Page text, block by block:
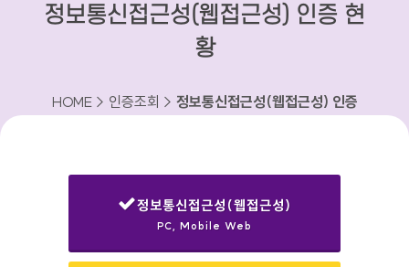
정보통신접근성(웹접근성) 인증 현
황
HOME > 인증조회 > 정보통신접근성(웹접근성) 인증
정보통신접근성(웹접근성)
PC, Mobile Web